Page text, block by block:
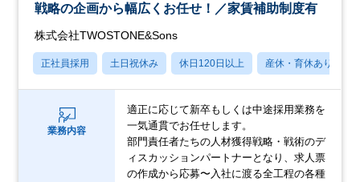
戦略の企画から幅広くお任せ！／家賃補助制度有
株式会社TWOSTONE&Sons
正社員採用 土日祝休み 休日120日以上 産休・育休あり
業務内容
適正に応じて新卒もしくは中途採用業務を
一気通貫でお任せします。
部門責任者たちの人材獲得戦略・戦術のデ
ィスカッションパートナーとなり、求人票
の作成から応募〜入社に渡る全工程の各種